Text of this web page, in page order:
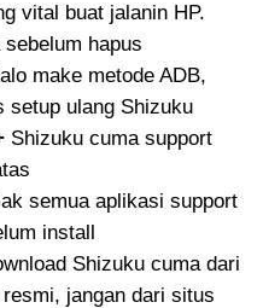
vital buat jalanin HP.
hapus
make metode ADB,
setup ulang Shizuku
Shizuku cuma support
semua aplikasi support
install
Shizuku cuma dari
jangan dari situs